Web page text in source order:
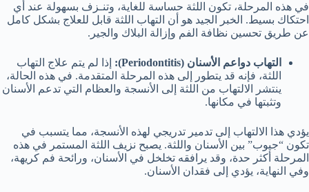
في هذه المرحلة، تكون اللثة حساسة للغاية، وتنـزف بسهولة عند أي
احتكاك بسيط. الخبر الجيد هو أن التهاب اللثة قابل للعلاج بشكل كامل
عن طريق تحسين نظافة الفم وإزالة البلاك والجير.
التهاب دواعم الأسنان (Periodontitis
): إذا لم يتم علاج التهاب
اللثة، فإنه قد يتطور إلى هذه المرحلة المتقدمة. في هذه الحالة،
ينتشر الالتهاب من اللثة إلى الأنسجة والعظام التي تدعم الأسنان
وتثبتها في مكانها.
يؤدي هذا الالتهاب إلى تدمير تدريجي لهذه الأنسجة، مما يتسبب في
تكون “جيوب” بين الأسنان واللثة. يصبح نزيف اللثة المستمر في هذه
المرحلة أكثر حدة، وقد يرافقه تخلخل في الأسنان، ورائحة فم كريهة،
وفي النهاية، يؤدي إلى فقدان الأسنان.